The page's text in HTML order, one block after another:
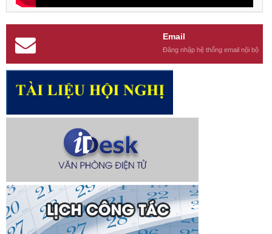
Email
Đăng nhập hệ thống email nội bộ